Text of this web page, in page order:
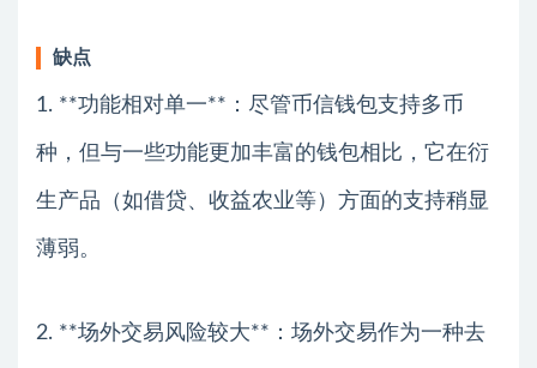
缺点
1. **功能相对单一**：尽管币信钱包支持多币
种，但与一些功能更加丰富的钱包相比，它在衍
生产品（如借贷、收益农业等）方面的支持稍显
薄弱。
2. **场外交易风险较大**：场外交易作为一种去